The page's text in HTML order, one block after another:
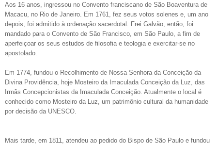
Aos 16 anos, ingressou no Convento franciscano de São Boaventura de
Macacu, no Rio de Janeiro. Em 1761, fez seus votos solenes e, um ano
depois, foi admitido à ordenação sacerdotal. Frei Galvão, então, foi
mandado para o Convento de São Francisco, em São Paulo, a fim de
aperfeiçoar os seus estudos de filosofia e teologia e exercitar-se no
apostolado.
Em 1774, fundou o Recolhimento de Nossa Senhora da Conceição da
Divina Providência, hoje Mosteiro da Imaculada Conceição da Luz, das
Irmãs Concepcionistas da Imaculada Conceição. Atualmente o local é
conhecido como Mosteiro da Luz, um patrimônio cultural da humanidade
por decisão da UNESCO.
Mais tarde, em 1811, atendeu ao pedido do Bispo de São Paulo e fundou